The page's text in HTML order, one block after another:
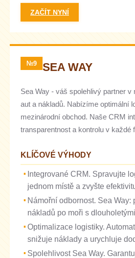
ZAČÍT NYNÍ
№9 SEA WAY
Sea Way - váš spolehlivý partner v
aut a nákladů. Nabízíme optimální
mezinárodní obchod. Naše CRM
transparentnost a kontrolu v každé
KLÍČOVÉ VÝHODY
Integrované CRM. Spravujte
jednom místě a zvyšte
Námořní odbornost. Sea Way:
nákladů po moři s
Optimalizace logistiky.
snižuje náklady a urychluje
Spolehlivost Sea Way.